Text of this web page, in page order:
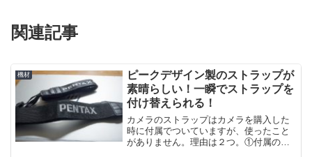
関連記事
機材
ピークデザイン製のストラップが
素晴らしい！一瞬でストラップを
付け替えられる！
カメラのストラップはカメラを購入した
時に付属でついていますが、使ったこと
がありません。理由は２つ。①付属のも